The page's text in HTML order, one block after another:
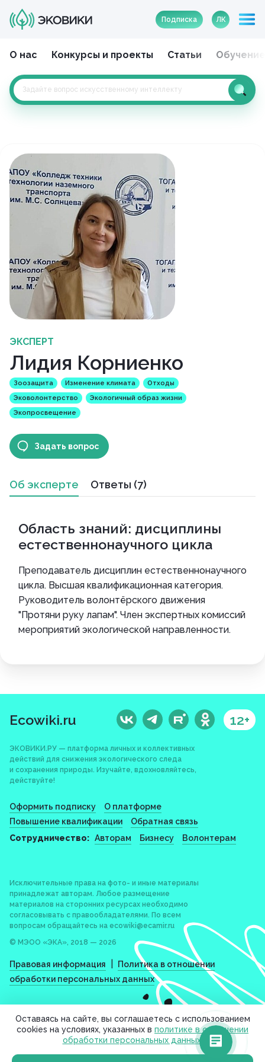
Подписка ЛК
О нас Конкурсы и проекты Статьи Обучение
ЭКСПЕРТ
Лидия Корниенко
Зоозащита Изменение климата
Отходы
Эковолонтерство
Экологичный образ жизни
Экопросвещение
Задать вопрос
Об эксперте Ответы (7)
Область знаний: дисциплины
естественнонаучного цикла
Преподаватель дисциплин естественнонаучного
цикла. Высшая квалификационная категория.
Руководитель волонтёрского движения
"Протяни руку лапам". Член экспертных комиссий
мероприятий экологической направленности.
Ecowiki.ru 12+
ЭКОВИКИ.РУ — платформа личных и коллективных
действий для снижения экологического следа
и сохранения природы. Изучайте, вдохновляйтесь,
действуйте!
Оформить подписку
О платформе
Повышение квалификации
Обратная связь
Сотрудничество: Авторам Бизнесу Волонтерам
Исключительные права на фото- и иные материалы
принадлежат авторам. Любое размещение
материалов на сторонних ресурсах необходимо
согласовывать с правообладателями. По всем
вопросам обращайтесь на ecowiki@ecamir.ru
© МЭОО «ЭКА», 2018 — 2026
Правовая информация
Политика в отношении
обработки персональных данных
Оставаясь на сайте, вы соглашаетесь с использованием
cookies на условиях, указанных в политике в отношении
обработки персональных данных